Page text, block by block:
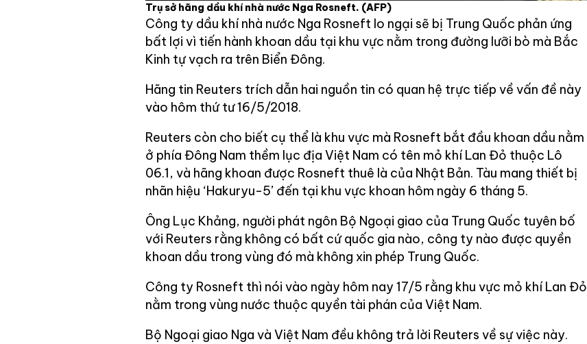
Trụ sở hãng dầu khí nhà nước Nga Rosneft. (AFP)
Công ty dầu khí nhà nước Nga Rosneft lo ngại sẽ bị Trung Quốc phản ứng
bất lợi vì tiến hành khoan dầu tại khu vực nằm trong đường lưỡi bò mà Bắc
Kinh tự vạch ra trên Biển Đông.
Hãng tin Reuters trích dẫn hai nguồn tin có quan hệ trực tiếp về vấn đề này
vào hôm thứ tư 16/5/2018.
Reuters còn cho biết cụ thể là khu vực mà Rosneft bắt đầu khoan dầu nằm
ở phía Đông Nam thềm lục địa Việt Nam có tên mỏ khí Lan Đỏ thuộc Lô
06.1, và hãng khoan được Rosneft thuê là của Nhật Bản. Tàu mang thiết bị
nhãn hiệu ‘Hakuryu-5’ đến tại khu vực khoan hôm ngày 6 tháng 5.
Ông Lục Khảng, người phát ngôn Bộ Ngoại giao của Trung Quốc tuyên bố
với Reuters rằng không có bất cứ quốc gia nào, công ty nào được quyền
khoan dầu trong vùng đó mà không xin phép Trung Quốc.
Công ty Rosneft thì nói vào ngày hôm nay 17/5 rằng khu vực mỏ khí Lan Đỏ
nằm trong vùng nước thuộc quyền tài phán của Việt Nam.
Bộ Ngoại giao Nga và Việt Nam đều không trả lời Reuters về sự việc này.